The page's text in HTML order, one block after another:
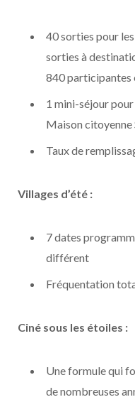
40 sorties pour
sorties à
840 participantes
1 mini-séjour
Maison citoyenne
Taux de
Villages d’été :
7 dates
différent
Fréquentation
Ciné sous les étoiles :
Une formule qui
de nombreuses